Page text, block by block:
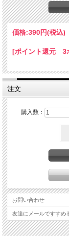
みください。
※模様や色味について
☆ひとことメモ☆ 和名：
息地：紀伊半島～九州西
価格:390円(税込)
[ポイント還元 3
注文
購入数：
お問い合わせ
友達にメールですすめ